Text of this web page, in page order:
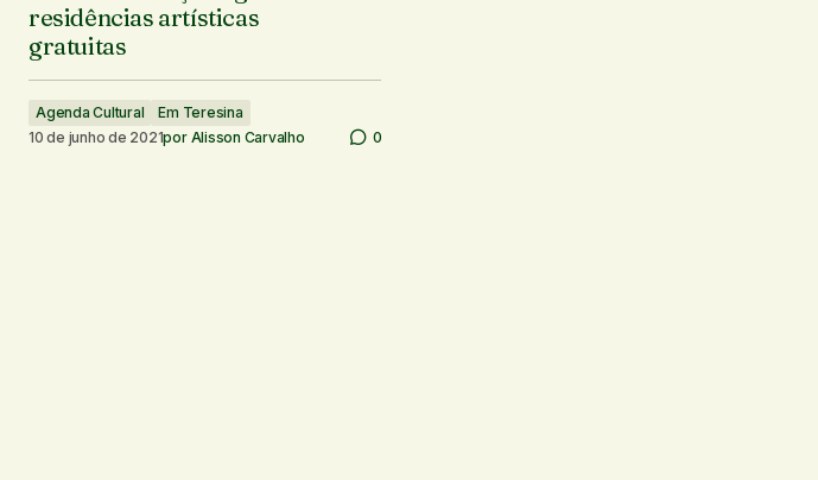
residências artísticas
gratuitas
Agenda Cultural
Em Teresina
10 de junho de 2021por Alisson Carvalho 0